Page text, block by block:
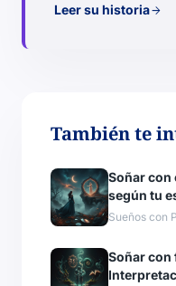
Leer su historiaarrow_forward
También te
Soñar con
según tu
Sueños con
Soñar con